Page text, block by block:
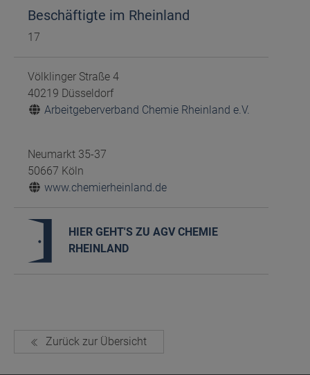
Beschäftigte im Rheinland
17
Völklinger Straße 4
40219 Düsseldorf
Arbeitgeberverband Chemie Rheinland e.V.
Neumarkt 35-37
50667 Köln
www.chemierheinland.de
HIER GEHT'S ZU AGV CHEMIE
RHEINLAND
Zurück zur Übersicht